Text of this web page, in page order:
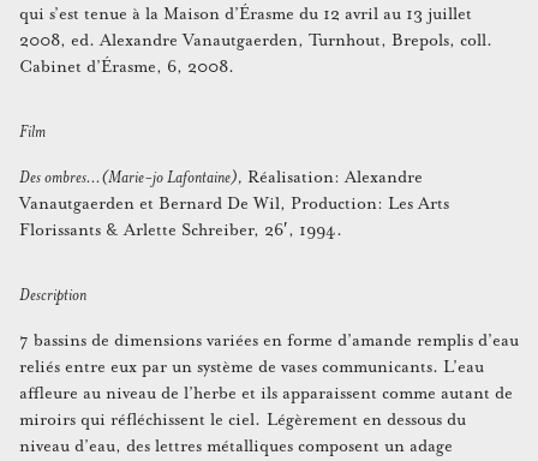
qui s’est tenue à la Maison d’Érasme du 12 avril au 13 juillet
2008, ed. Alexandre Vanautgaerden, Turnhout, Brepols, coll.
Cabinet d’Érasme, 6, 2008.
Film
Des ombres…(Marie-jo Lafontaine), Réalisation: Alexandre
Vanautgaerden et Bernard De Wil, Production: Les Arts
Florissants & Arlette Schreiber, 26′, 1994.
Description
7 bassins de dimensions variées en forme d’amande remplis d’eau
reliés entre eux par un système de vases communicants. L’eau
affleure au niveau de l’herbe et ils apparaissent comme autant de
miroirs qui réfléchissent le ciel. Légèrement en dessous du
niveau d’eau, des lettres métalliques composent un adage